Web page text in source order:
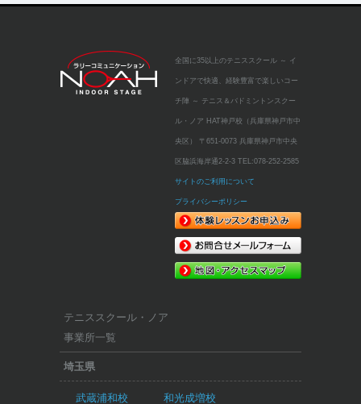
全国に35以上のテニススクール ～ イ
ンドアで快適、経験豊富で楽しいコー
チ陣 ～ テニス＆バドミントンスクー
ル・ノア HAT神戸校（兵庫県神戸市中
央区） 〒651-0073 兵庫県神戸市中央
区脇浜海岸通2-2-3 TEL:078-252-2585
サイトのご利用について
プライバシーポリシー
テニススクール・ノア
事業所一覧
埼玉県
武蔵浦和校 和光成増校